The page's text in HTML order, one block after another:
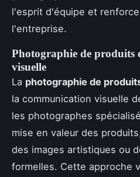
l'esprit d'équipe et
l'entreprise.
Photographie de produits
visuelle
La photographie de
la communication visuelle
les photographes
mise en valeur des
des images artistiques ou
formelles. Cette approche